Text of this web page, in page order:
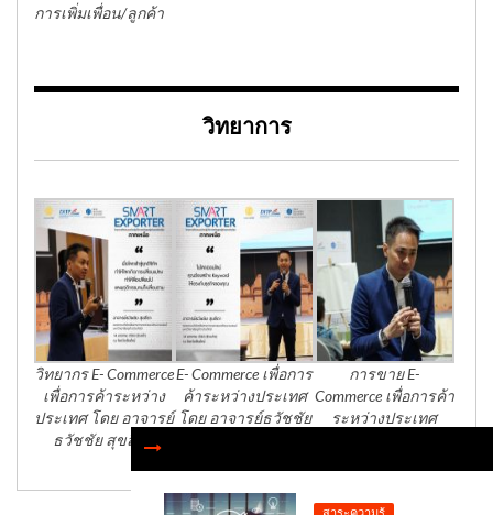
การเพิ่มเพื่อน/ลูกค้า
วิทยาการ
วิทยากร E- Commerce
เพื่อการค้าระหว่าง
ประเทศ โดย อาจารย์
ธวัชชัย สุขสีดา
E- Commerce เพื่อการ
ค้าระหว่างประเทศ
โดย อาจารย์ธวัชชัย
การขาย E-
Commerce เพื่อการค้า
ระหว่างประเทศ